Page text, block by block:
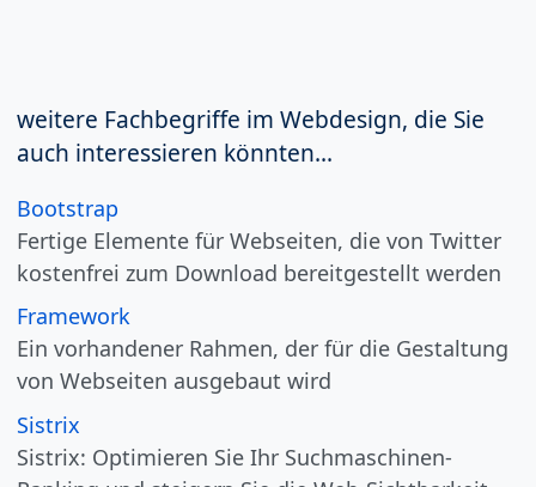
weitere Fachbegriffe im Webdesign, die Sie
auch interessieren könnten...
Bootstrap
Fertige Elemente für Webseiten, die von Twitter
kostenfrei zum Download bereitgestellt werden
Framework
Ein vorhandener Rahmen, der für die Gestaltung
von Webseiten ausgebaut wird
Sistrix
Sistrix: Optimieren Sie Ihr Suchmaschinen-